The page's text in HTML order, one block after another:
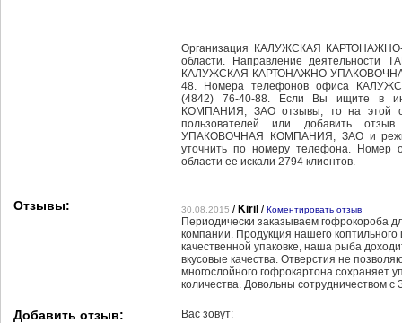
Организация КАЛУЖСКАЯ
области. Направление
КАЛУЖСКАЯ КАРТОНАЖНО-
48. Номера телефонов офиса
(4842) 76-40-88. Если Вы ищите в
КОМПАНИЯ, ЗАО отзывы, то на этой
пользователей или добавить
УПАКОВОЧНАЯ КОМПАНИЯ, ЗАО и
уточнить по номеру телефона. Номер
области ее искали 2794 клиентов.
Отзывы: 30.08.2015 / Kiril /Коментировать отзыв
Периодически заказываем гофрокороба
компании. Продукция нашего
качественной упаковке, наша рыба
вкусовые качества. Отверстия не
многослойного гофрокартона сохраняет
количества. Довольны сотрудничеством с
Добавить отзыв: Вас зовут: